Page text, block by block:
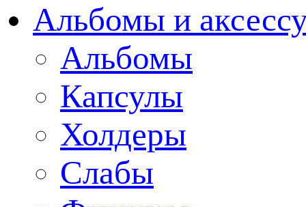
Альбомы и
Альбомы
Капсулы
Холдеры
Слабы